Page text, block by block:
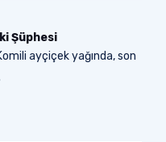
Şüphesi
ayçiçek yağında, son